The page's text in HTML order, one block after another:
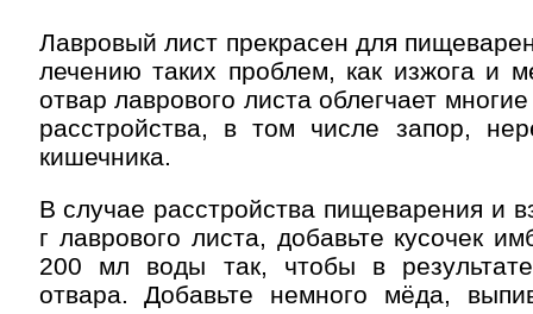
Лавровый лист прекрасен для
лечению таких проблем, как изжога и
отвар лаврового листа облегчает
расстройства, в том числе запор,
кишечника.
В случае расстройства пищеварения и
г лаврового листа, добавьте кусочек
200 мл воды так, чтобы в
отвара. Добавьте немного мёда,